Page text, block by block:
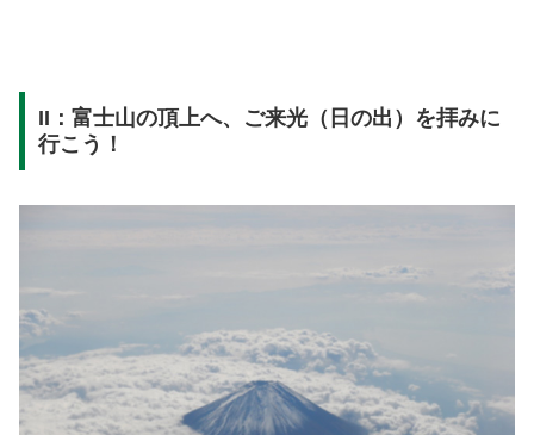
II：富士山の頂上へ、ご来光（日の出）を拝みに
行こう！